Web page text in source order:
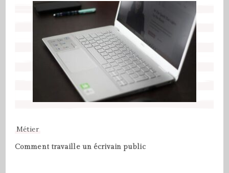
Métier
Comment travaille un écrivain public